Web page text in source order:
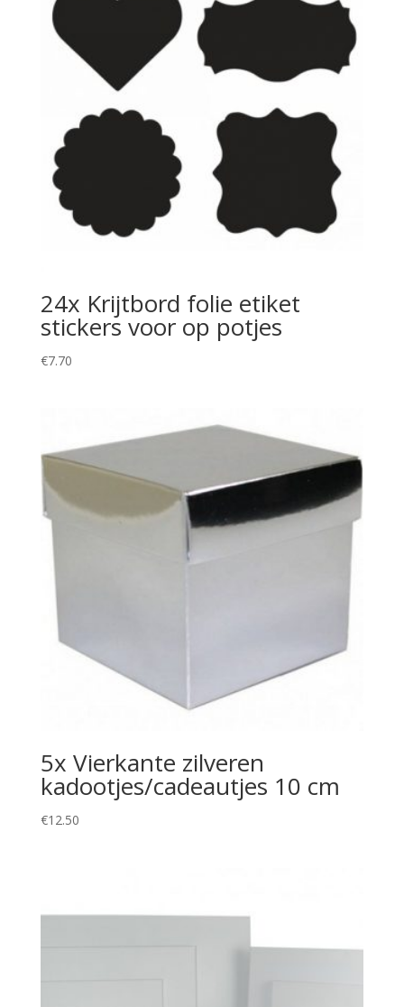
24x Krijtbord folie etiket
stickers voor op potjes
€7.70
5x Vierkante zilveren
kadootjes/cadeautjes 10 cm
€12.50